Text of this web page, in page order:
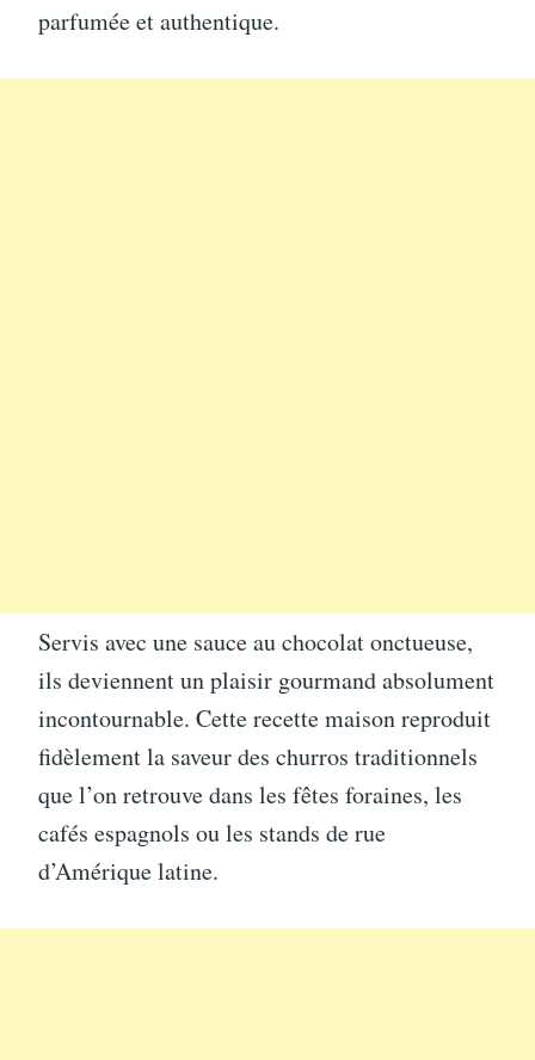
parfumée et authentique.
Servis avec une sauce au chocolat onctueuse,
ils deviennent un plaisir gourmand absolument
incontournable. Cette recette maison reproduit
fidèlement la saveur des churros traditionnels
que l’on retrouve dans les fêtes foraines, les
cafés espagnols ou les stands de rue
d’Amérique latine.